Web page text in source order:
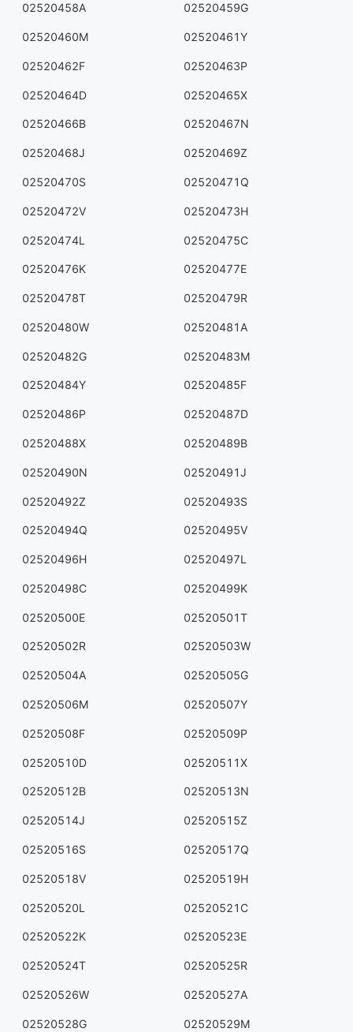
02520458A 02520459G
02520460M 02520461Y
02520462F 02520463P
02520464D 02520465X
02520466B 02520467N
02520468J 02520469Z
02520470S 02520471Q
02520472V 02520473H
02520474L 02520475C
02520476K 02520477E
02520478T 02520479R
02520480W 02520481A
02520482G 02520483M
02520484Y 02520485F
02520486P 02520487D
02520488X 02520489B
02520490N 02520491J
02520492Z 02520493S
02520494Q 02520495V
02520496H 02520497L
02520498C 02520499K
02520500E 02520501T
02520502R 02520503W
02520504A 02520505G
02520506M 02520507Y
02520508F 02520509P
02520510D 02520511X
02520512B 02520513N
02520514J 02520515Z
02520516S 02520517Q
02520518V 02520519H
02520520L 02520521C
02520522K 02520523E
02520524T 02520525R
02520526W 02520527A
02520528G 02520529M